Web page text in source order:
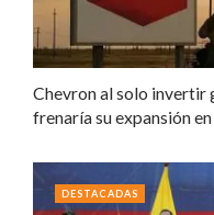
Chevron al solo invertir
frenaría su expansión
DESTACADAS